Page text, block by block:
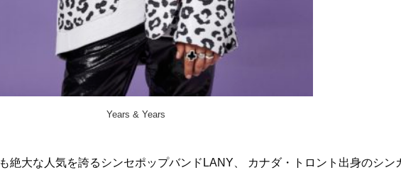
Years & Years
絶大な人気を誇るシンセポップバンドLANY、 カナダ・トロント出身のシン